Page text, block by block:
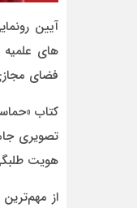
آیین
های علمیه
فضای
کتاب
تصویری
هویت
از